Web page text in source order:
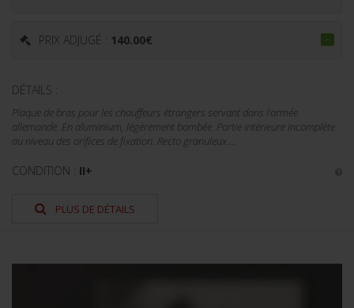
PRIX ADJUGÉ : 140.00€
DÉTAILS :
Plaque de bras pour les chauffeurs étrangers servant dans l'armée
allemande. En aluminium, légèrement bombée. Partie intérieure incomplète
au niveau des orifices de fixation. Recto granuleux....
CONDITION : II+
PLUS DE DÉTAILS